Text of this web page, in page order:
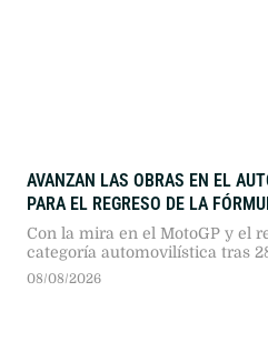
AVANZAN LAS OBRAS EN EL
PARA EL REGRESO DE LA
Con la mira en el MotoGP y el
categoría automovilística tras
reformula el trazado del
08/08/2026